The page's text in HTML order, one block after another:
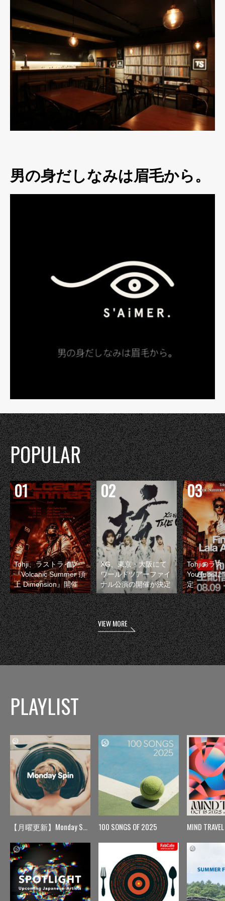
男の身だしなみは眉毛から。
POPULAR
Tohji、ラストライブ
『Volcanic Summer 頂
上 Dimension』開催
XG、東京・大阪にて
ワールドツアーファイ
ナル公演の開催が決定
Tohjiのラス
YouTubeに
定
VIEW MORE
PLAYLIST
【月曜更新】Monday Spin 100 SONGS OF 2025 MIND TRAVEL